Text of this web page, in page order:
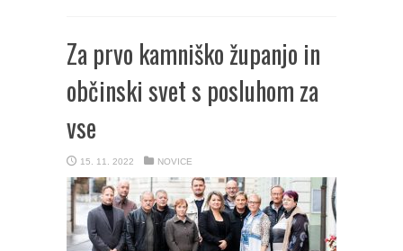
Za prvo kamniško županjo in
občinski svet s posluhom za
vse
15. 11. 2022 NOVICE